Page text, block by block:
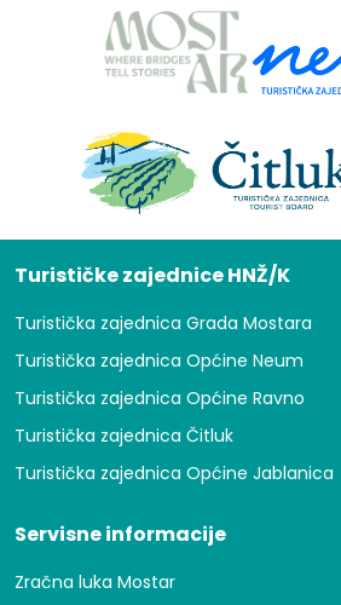
Turističke zajednice HNŽ/K
Turistička zajednica Grada Mostara
Turistička zajednica Općine Neum
Turistička zajednica Općine Ravno
Turistička zajednica Čitluk
Turistička zajednica Općine Jablanica
Servisne informacije
Zračna luka Mostar